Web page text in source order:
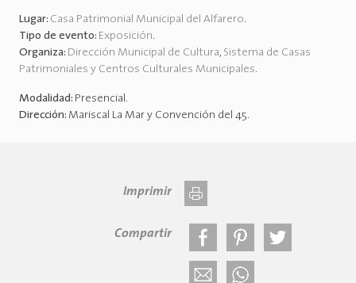
Lugar: Casa Patrimonial Municipal del Alfarero.
Tipo de evento: Exposición.
Organiza: Dirección Municipal de Cultura, Sistema de Casas
Patrimoniales y Centros Culturales Municipales.
Modalidad: Presencial.
Dirección: Mariscal La Mar y Convención del 45.
Imprimir
Compartir